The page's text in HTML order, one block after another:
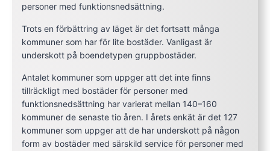
personer med funktionsnedsättning.
Trots en förbättring av läget är det fortsatt många
kommuner som har för lite bostäder. Vanligast är
underskott på boendetypen gruppbostäder.
Antalet kommuner som uppger att det inte finns
tillräckligt med bostäder för personer med
funktionsnedsättning har varierat mellan 140–160
kommuner de senaste tio åren. I årets enkät är det 127
kommuner som uppger att de har underskott på någon
form av bostäder med särskild service för personer med